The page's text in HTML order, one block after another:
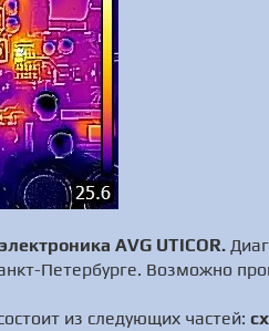
AVG UTICOR.
Петербурге. Возможно
из следующих частей: